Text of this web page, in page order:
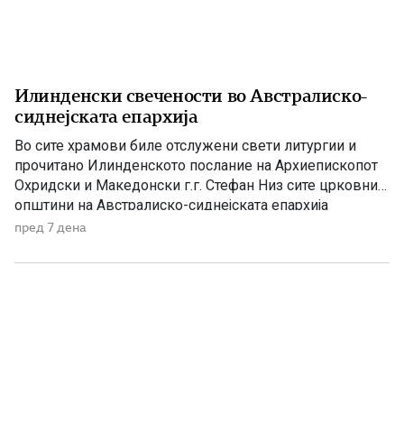
Илинденски свечености во Австралиско-
сиднејската епархија
Во сите храмови биле отслужени свети литургии и
прочитано Илинденското послание на Архиепископот
Охридски и Македонски г.г. Стефан Низ сите црковни
општини на Австралиско-сиднејската епархија
достоинствено и молитвено беше одбележан
информираат дека во сите храмови биле отслужени
пред 7 дена